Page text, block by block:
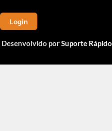
Login
Desenvolvido porSuporte Rápido